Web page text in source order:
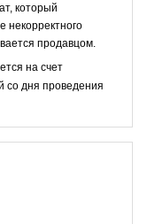
который
некорректного
продавцом.
на счет
со дня проведения